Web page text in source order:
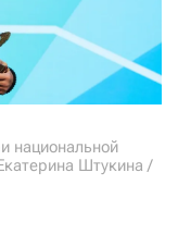
национальной
Штукина /